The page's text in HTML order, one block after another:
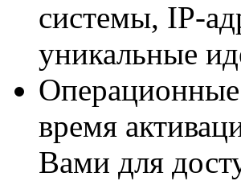
системы, IP-
уникальные
время
Вами для